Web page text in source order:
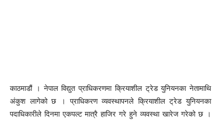
काठमाडौं । नेपाल विद्युत प्राधिकरणमा क्रियाशील ट्रेड युनियनका नेतामाथि
अंकुश लागेको छ । प्राधिकरण व्यवस्थापनले क्रियाशील ट्रेड युनियनका
पदाधिकारीले दिनमा एकपल्ट मात्रै हाजिर गरे हुने व्यवस्था खारेज गरेको छ ।